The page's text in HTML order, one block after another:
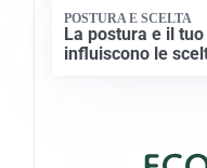
POSTURA E SCELTA
La postura e il
influiscono le